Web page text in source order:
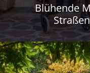
Blühende